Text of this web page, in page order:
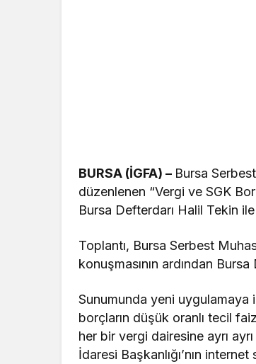
BURSA (İGFA) – Bursa
düzenlenen “Vergi ve SGK
Bursa Defterdarı Halil Tekin
Toplantı, Bursa Serbest
konuşmasının ardından
Sunumunda yeni
borçların düşük oranlı tecil
her bir vergi dairesine ayrı
İdaresi Başkanlığı’nın